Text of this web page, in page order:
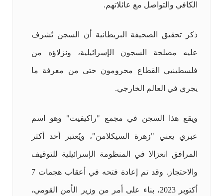
الكافي والتواصل مع عائلاتهم.
ذكر تحقيق الصحيفة البريطانية أن السجن تُشرف
عليه مصلحة السجون الإسرائيلية، ونزلاؤه من
فلسطينيي القطاع محرومون حتى من معرفة ما
يجري في العالم الخارجي.
ويقع هذا السجن في مجمع "راكيفيت" وهو اسم
عبري يعني "زهرة السيكلامن"، ويُعتبر أحد أكثر
المرافق انعزالا في المنظومة الإسرائيلية للتوقيف
والاحتجاز. وقد تم إعادة فتحه في أعقاب هجمات 7
أكتوبر 2023، بناء على أمر من وزير الأمن القومي،